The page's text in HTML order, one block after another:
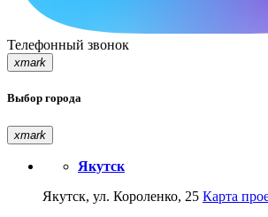
Телефонный звонок
xmark
Выбор города
xmark
Якутск
Якутск, ул. Короленко, 25 Карта